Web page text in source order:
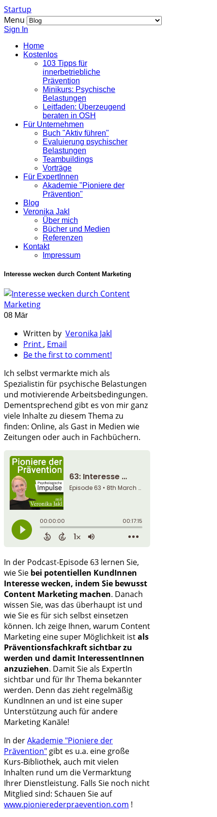
Startup
Menu
Sign In
Home
Kostenlos
103 Tipps für
innerbetriebliche
Prävention
Minikurs: Psychische
Belastungen
Leitfaden: Überzeugend
beraten in OSH
Für Unternehmen
Buch "Aktiv führen"
Evaluierung psychischer
Belastungen
Teambuildings
Vorträge
Für ExpertInnen
Akademie "Pioniere der
Prävention"
Blog
Veronika Jakl
Über mich
Bücher und Medien
Referenzen
Kontakt
Impressum
Interesse wecken durch Content Marketing
08 Mär
Written by Veronika Jakl
Print , Email
Be the first to comment!
Ich selbst vermarkte mich als
Spezialistin für psychische Belastungen
und motivierende Arbeitsbedingungen.
Dementsprechend gibt es von mir ganz
viele Inhalte zu diesem Thema zu
finden: Online, als Gast in Medien wie
Zeitungen oder auch in Fachbüchern.
In der Podcast-Episode 63 lernen Sie,
wie Sie bei potentiellen KundInnen
Interesse wecken, indem Sie bewusst
Content Marketing machen. Danach
wissen Sie, was das überhaupt ist und
wie Sie es für sich selbst einsetzen
können. Ich zeige Ihnen, warum Content
Marketing eine super Möglichkeit istals
Präventionsfachkraft sichtbar zu
werden und damit InteressentInnen
anzuziehen. Damit Sie als ExpertIn
sichtbar und für Ihr Thema bekannter
werden. Denn das zieht regelmäßig
KundInnen an und ist eine super
Unterstützung auch für andere
Marketing Kanäle!
In derAkademie "Pioniere der
Prävention" gibt es u.a. eine große
Kurs-Bibliothek, auch mit vielen
Inhalten rund um die Vermarktung
Ihrer Dienstleistung. Falls Sie noch nicht
Mitglied sind: Schauen Sie auf
www.pionierederpraevention.com !